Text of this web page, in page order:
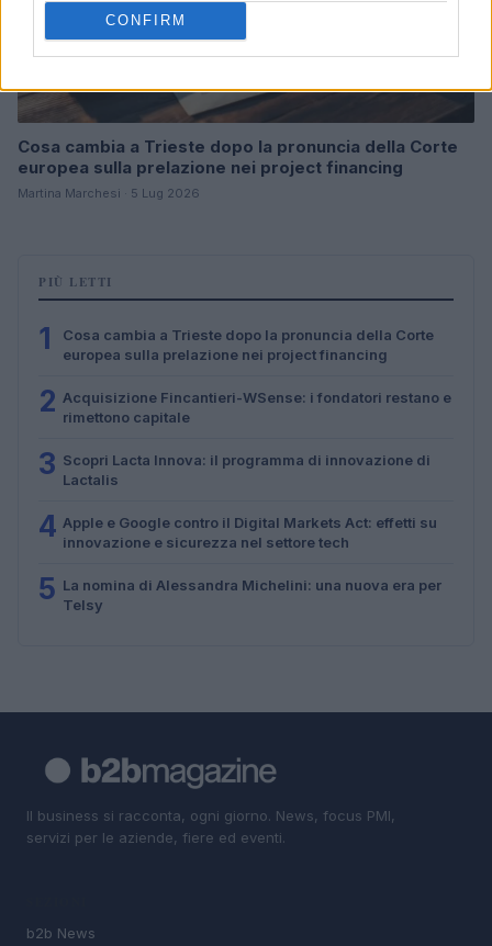
CONFIRM
Cosa cambia a Trieste dopo la pronuncia della Corte
europea sulla prelazione nei project financing
Martina Marchesi · 5 Lug 2026
PIÙ LETTI
1
Cosa cambia a Trieste dopo la pronuncia della Corte
europea sulla prelazione nei project financing
2 Acquisizione Fincantieri-WSense: i fondatori restano e
rimettono capitale
3 Scopri Lacta Innova: il programma di innovazione di
Lactalis
4 Apple e Google contro il Digital Markets Act: effetti su
innovazione e sicurezza nel settore tech
5 La nomina di Alessandra Michelini: una nuova era per
Telsy
Il business si racconta, ogni giorno. News, focus PMI,
servizi per le aziende, fiere ed eventi.
b2b News